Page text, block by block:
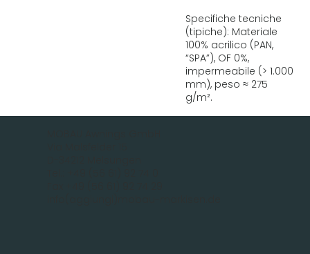
Specifiche tecniche
(tipiche): Materiale
100% acrilico (PAN,
“SPA”), OF 0%,
impermeabile (> 1.000
mm), peso ≈ 275
g/m².